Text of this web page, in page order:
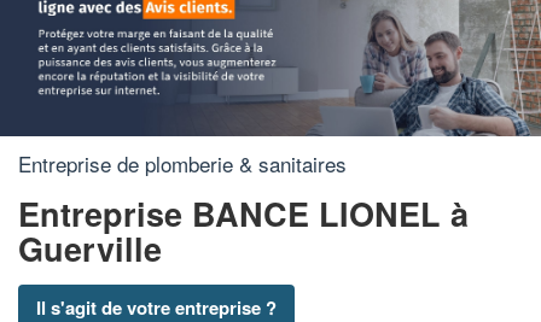
Entreprise de plomberie & sanitaires
Entreprise BANCE LIONEL à
Guerville
Il s'agit de votre entreprise ?